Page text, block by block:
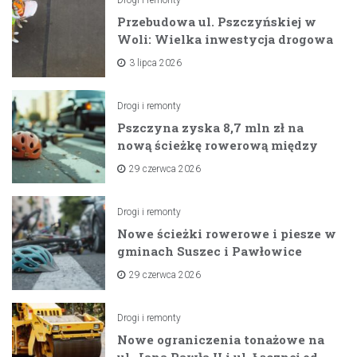
Przebudowa ul. Pszczyńskiej w
Woli: Wielka inwestycja drogowa
na horyzoncie
3 lipca 2026
Drogi i remonty
Pszczyna zyska 8,7 mln zł na
nową ścieżkę rowerową między
zaporami
29 czerwca 2026
Drogi i remonty
Nowe ścieżki rowerowe i piesze w
gminach Suszec i Pawłowice
dzięki unijnemu wsparciu
29 czerwca 2026
Drogi i remonty
Nowe ograniczenia tonażowe na